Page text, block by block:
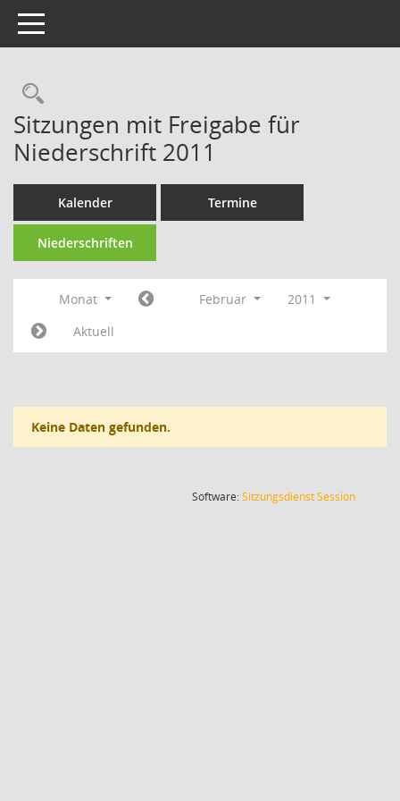
Toggle navigation
Rechercheauswahl
Sitzungen mit Freigabe für
Niederschrift 2011
Kalender Termine
Niederschriften
Monat Februar
2011
Aktuell
Keine Daten gefunden.
Software:SitzungsdienstSession(Wird in